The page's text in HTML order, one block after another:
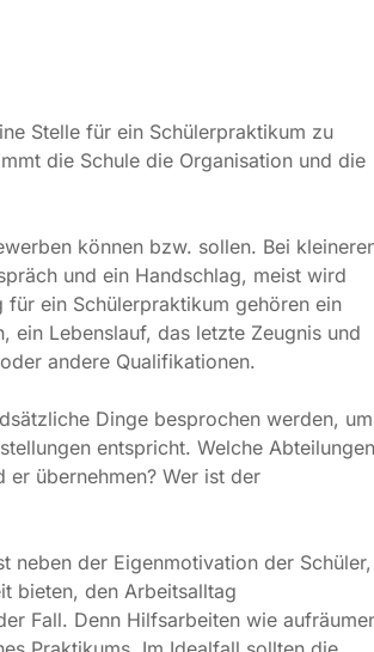
die Organisation und die Vermittlung
können bzw. sollen. Bei kleineren
und ein Handschlag, meist wird aber
letzte Zeugnis und eventuelle
Dinge besprochen werden, um zu
entspricht. Welche Abteilungen lernt der
der Eigenmotivation der Schüler, dass
Arbeitsalltag kennenzulernen. Und das
oder Kaffee kochen sind
– durch Beobachten, Fragen stellen